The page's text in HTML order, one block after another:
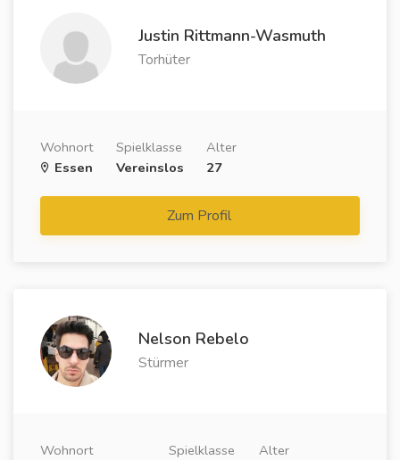
Justin Rittmann-Wasmuth
Torhüter
Wohnort
Essen
Spielklasse
Vereinslos
Alter
27
Zum Profil
Nelson Rebelo
Stürmer
Wohnort
Spielklasse
Alter